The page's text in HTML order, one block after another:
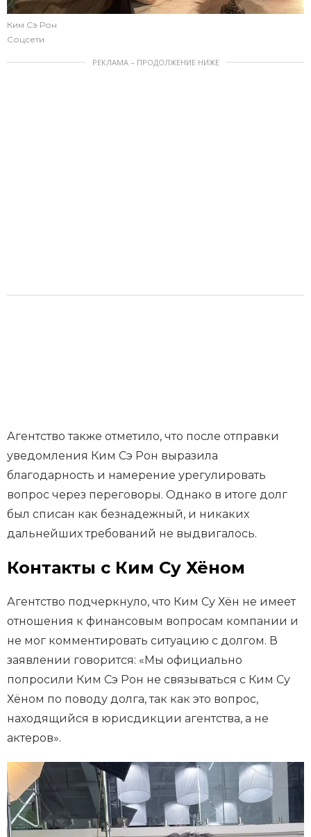
Ким Сэ Рон
Соцсети
РЕКЛАМА – ПРОДОЛЖЕНИЕ НИЖЕ
Агентство также отметило, что после отправки
уведомления Ким Сэ Рон выразила
благодарность и намерение урегулировать
вопрос через переговоры. Однако в итоге долг
был списан как безнадежный, и никаких
дальнейших требований не выдвигалось.
Контакты с Ким Су Хёном
Агентство подчеркнуло, что Ким Су Хён не имеет
отношения к финансовым вопросам компании и
не мог комментировать ситуацию с долгом. В
заявлении говорится: «Мы официально
попросили Ким Сэ Рон не связываться с Ким Су
Хёном по поводу долга, так как это вопрос,
находящийся в юрисдикции агентства, а не
актеров».